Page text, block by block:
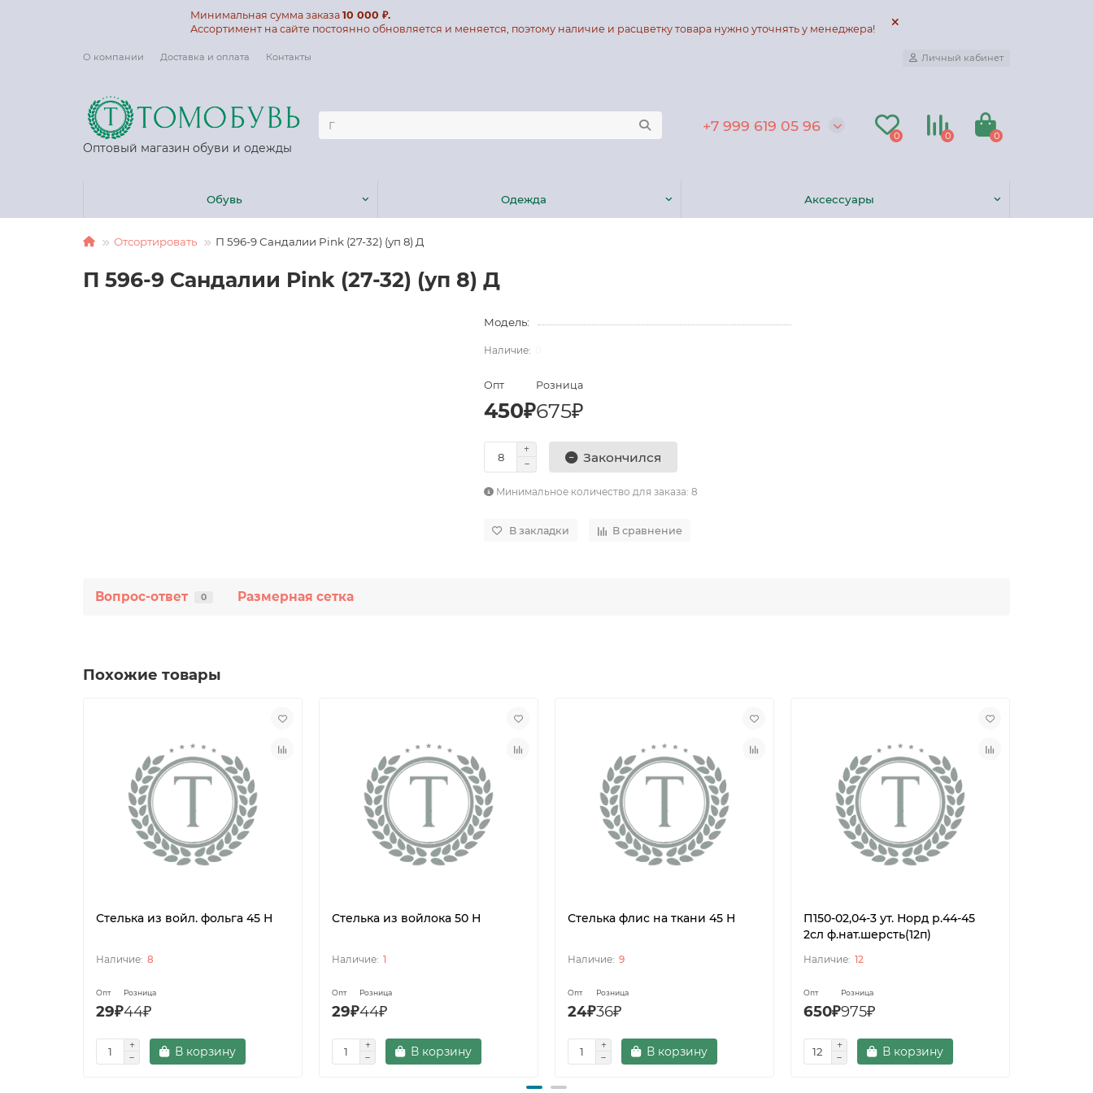
Минимальная сумма заказа 10 000 ₽.
Ассортимент на сайте постоянно обновляется и меняется, поэтому наличие и расцветку товара нужно уточнять у менеджера!
О компании Доставка и оплата Контакты Личный кабинет
Оптовый магазин обуви и одежды
+7 999 619 05 96
0 0 0
Обувь Одежда Аксессуары
Отсортировать П 596-9 Сандалии Pink (27-32) (уп 8) Д
П 596-9 Сандалии Pink (27-32) (уп 8) Д
Модель:
Опт
450₽
Розница
675₽
Закончился
Минимальное количество для заказа: 8
В закладки В сравнение
Вопрос-ответ 0 Размерная сетка
Похожие товары
Стелька из войл. фольга 45 Н
8
Опт
29₽
Розница
44₽
В корзину
Стелька из войлока 50 Н
1
Опт
29₽
Розница
44₽
В корзину
Стелька флис на ткани 45 Н
9
Опт
24₽
Розница
36₽
В корзину
П150-02,04-3 ут. Норд р.44-45
2сл ф.нат.шерсть(12п)
12
Опт
650₽
Розница
975₽
В корзину